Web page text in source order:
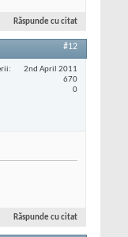
Răspunde cu citat
#12
2nd April 2011
670
0
Răspunde cu citat